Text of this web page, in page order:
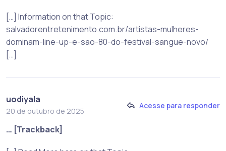
[…] Information on that Topic:
salvadorentretenimento.com.br/artistas-mulheres-
dominam-line-up-e-sao-80-do-festival-sangue-novo/
[…]
uodiyala
20 de outubro de 2025
Acesse para responder
… [Trackback]